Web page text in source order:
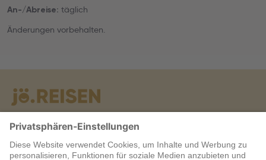
An-/Abreise: täglich
Änderungen vorbehalten.
Warum jö?